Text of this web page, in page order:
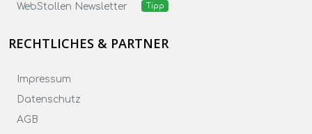
WebStollen Newsletter
Tipp
RECHTLICHES & PARTNER
Impressum
Datenschutz
AGB